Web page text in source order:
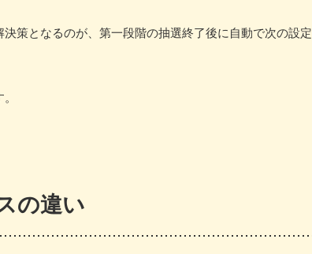
策となるのが、第一段階の抽選終了後に自動で次の設定
の違い